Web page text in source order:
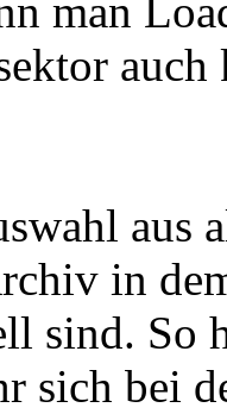
man
aus
in
sind. So
sich bei